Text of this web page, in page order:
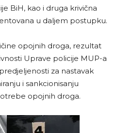
BiH, kao i druga krivična
u daljem postupku.
opojnih droga, rezultat
Uprave policije MUP-a
za nastavak
i sankcionisanju
opojnih droga.